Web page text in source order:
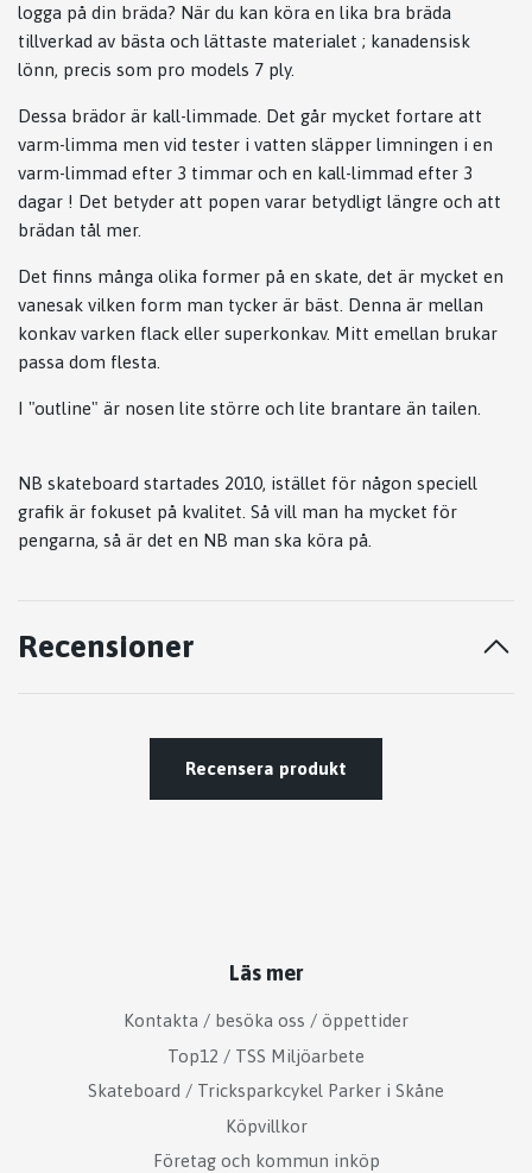
logga på din bräda? När du kan köra en lika bra bräda
tillverkad av bästa och lättaste materialet ; kanadensisk
lönn, precis som pro models 7 ply.
Dessa brädor är kall-limmade. Det går mycket fortare att
varm-limma men vid tester i vatten släpper limningen i en
varm-limmad efter 3 timmar och en kall-limmad efter 3
dagar ! Det betyder att popen varar betydligt längre och att
brädan tål mer.
Det finns många olika former på en skate, det är mycket en
vanesak vilken form man tycker är bäst. Denna är mellan
konkav varken flack eller superkonkav. Mitt emellan brukar
passa dom flesta.
I "outline" är nosen lite större och lite brantare än tailen.
NB skateboard startades 2010, istället för någon speciell
grafik är fokuset på kvalitet. Så vill man ha mycket för
pengarna, så är det en NB man ska köra på.
Recensioner
Recensera produkt
Läs mer
Kontakta / besöka oss / öppettider
Top12 / TSS Miljöarbete
Skateboard / Tricksparkcykel Parker i Skåne
Köpvillkor
Företag och kommun inköp